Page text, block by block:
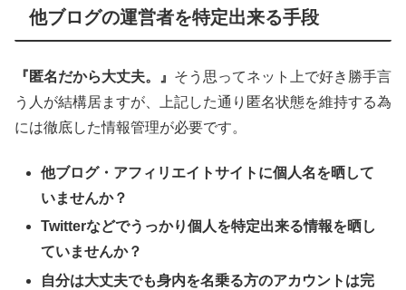
他ブログの運営者を特定出来る手段
『匿名だから大丈夫。』 そう思ってネット上で好き勝手言
う人が結構居ますが、上記した通り匿名状態を維持する為
には徹底した情報管理が必要です。
他ブログ・アフィリエイトサイトに個人名を晒して
いませんか？
Twitterなどでうっかり個人を特定出来る情報を晒し
ていませんか？
自分は大丈夫でも身内を名乗る方のアカウントは完